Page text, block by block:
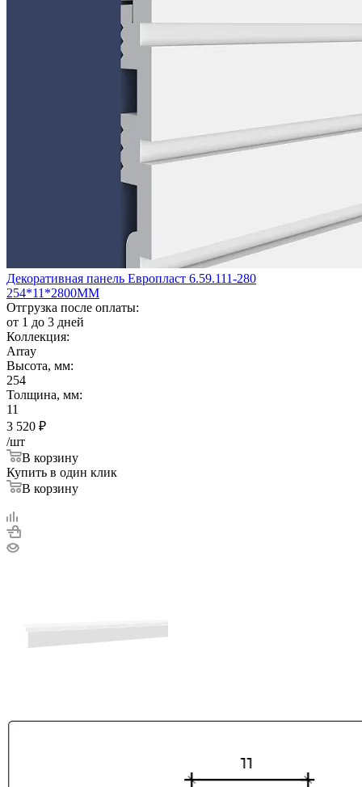
Декоративная панель Европласт 6.59.111-280
254*11*2800ММ
Отгрузка после оплаты:
от 1 до 3 дней
Коллекция:
Array
Высота, мм:
254
Толщина, мм:
11
3 520 ₽
/шт
В корзину
Купить в один клик
В корзину